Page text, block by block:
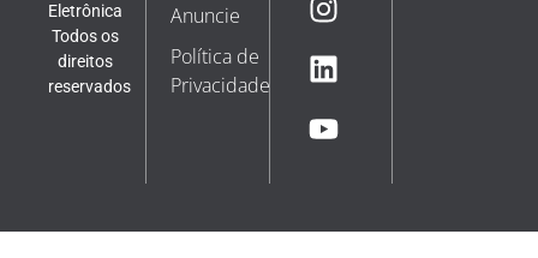
Eletrônica
Todos os
direitos
reservados
Anuncie
Política de
Privacidade